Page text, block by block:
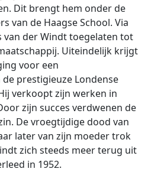
Dit brengt hem onder de
van de Haagse School. Via
van der Windt toegelaten tot
Uiteindelijk krijgt
voor een
prestigieuze Londense
verkoopt zijn werken in
zijn succes verdwenen de
De vroegtijdige dood van
later van zijn moeder trok
zich steeds meer terug uit
in 1952.